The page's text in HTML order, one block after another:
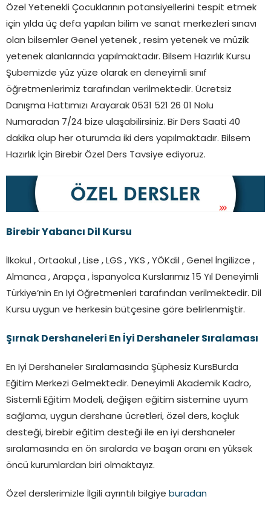
Özel Yetenekli Çocuklarının potansiyellerini tespit etmek
için yılda üç defa yapılan bilim ve sanat merkezleri sınavı
olan bilsemler Genel yetenek , resim yetenek ve müzik
yetenek alanlarında yapılmaktadır. Bilsem Hazırlık Kursu
Şubemizde yüz yüze olarak en deneyimli sınıf
öğretmenlerimiz tarafından verilmektedir. Ücretsiz
Danışma Hattımızı Arayarak 0531 521 26 01 Nolu
Numaradan 7/24 bize ulaşabilirsiniz. Bir Ders Saati 40
dakika olup her oturumda iki ders yapılmaktadır. Bilsem
Hazırlık İçin Birebir Özel Ders Tavsiye ediyoruz.
Birebir Yabancı Dil Kursu
İlkokul , Ortaokul , Lise , LGS , YKS , YÖKdil , Genel İngilizce ,
Almanca , Arapça , İspanyolca Kurslarımız 15 Yıl Deneyimli
Türkiye’nin En İyi Öğretmenleri tarafından verilmektedir. Dil
Kursu uygun ve herkesin bütçesine göre belirlenmiştir.
Şırnak Dershaneleri En İyi Dershaneler Sıralaması
En İyi Dershaneler Sıralamasında Şüphesiz KursBurda
Eğitim Merkezi Gelmektedir. Deneyimli Akademik Kadro,
Sistemli Eğitim Modeli, değişen eğitim sistemine uyum
sağlama, uygun dershane ücretleri, özel ders, koçluk
desteği, birebir eğitim desteği ile en iyi dershaneler
sıralamasında en ön sıralarda ve başarı oranı en yüksek
öncü kurumlardan biri olmaktayız.
Özel derslerimizle İlgili ayrıntılı bilgiye buradan